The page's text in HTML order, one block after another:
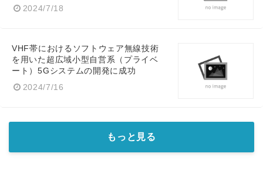
2024/7/18
VHF帯におけるソフトウェア無線技術
を用いた超広域小型自営系（プライベ
ート）5Gシステムの開発に成功
2024/7/16
もっと見る
Japanese
English